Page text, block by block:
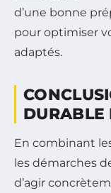
d’une bonne
pour optimiser
adaptés.
DURABLE
En combinant
les démarches
d’agir